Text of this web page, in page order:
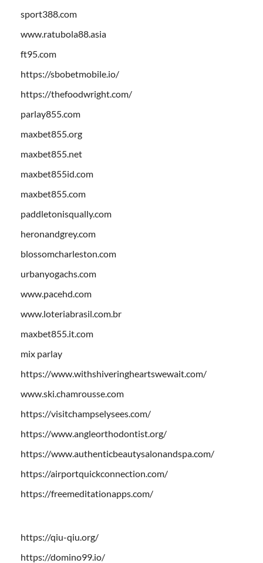
sport388.com
www.ratubola88.asia
ft95.com
https://sbobetmobile.io/
https://thefoodwright.com/
parlay855.com
maxbet855.org
maxbet855.net
maxbet855id.com
maxbet855.com
paddletonisqually.com
heronandgrey.com
blossomcharleston.com
urbanyogachs.com
www.pacehd.com
www.loteriabrasil.com.br
maxbet855.it.com
mix parlay
https://www.withshiveringheartswewait.com/
www.ski.chamrousse.com
https://visitchampselysees.com/
https://www.angleorthodontist.org/
https://www.authenticbeautysalonandspa.com/
https://airportquickconnection.com/
https://freemeditationapps.com/
https://qiu-qiu.org/
https://domino99.io/